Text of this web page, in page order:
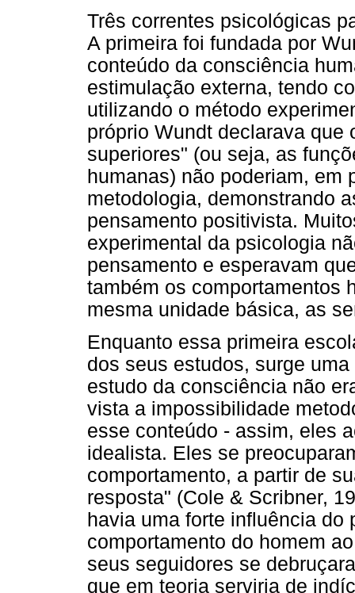
Três correntes psicológicas
A primeira foi fundada por
conteúdo da consciência
estimulação externa, tendo
utilizando o método
próprio Wundt declarava
superiores" (ou seja, as
humanas) não poderiam, em
metodologia, demonstrando
pensamento positivista.
experimental da psicologia
pensamento e esperavam
também os comportamentos
mesma unidade básica, as
Enquanto essa primeira
dos seus estudos, surge
estudo da consciência não
vista a impossibilidade
esse conteúdo - assim, eles
idealista. Eles se
comportamento, a partir de
resposta" (Cole & Scribner,
havia uma forte influência do
comportamento do homem
seus seguidores se
que em teoria serviria de